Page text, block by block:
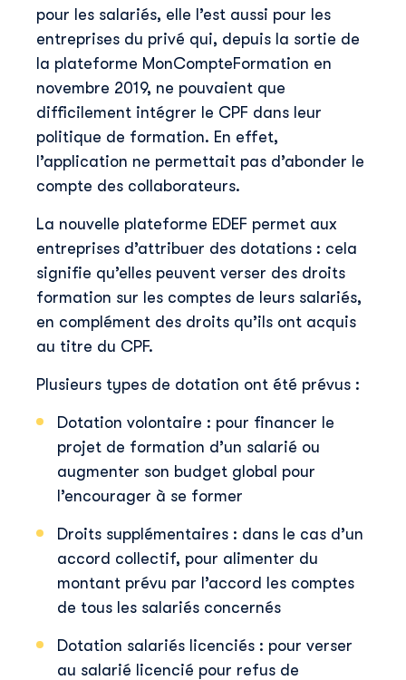
Découvrir Skillup
Prénom
Nom*
E-mail professionnel
Skillup utilise vos informations pour vous fournir du
contenu pertinent sur nos produits et services. Vous
pouvez vous désinscrire à tout moment. Pour plus de
détails, consultez notre politique de confidentialité
pour les salariés, elle l’est aussi pour les
entreprises du privé qui, depuis la sortie de
la plateforme MonCompteFormation en
novembre 2019, ne pouvaient que
difficilement intégrer le CPF dans leur
politique de formation. En effet,
l’application ne permettait pas d’abonder le
compte des collaborateurs.
La nouvelle plateforme EDEF permet aux
entreprises d’attribuer des dotations : cela
signifie qu’elles peuvent verser des droits
formation sur les comptes de leurs salariés,
en complément des droits qu’ils ont acquis
au titre du CPF.
Plusieurs types de dotation ont été prévus :
Dotation volontaire : pour financer le
projet de formation d’un salarié ou
augmenter son budget global pour
l’encourager à se former
Droits supplémentaires : dans le cas d’un
accord collectif, pour alimenter du
montant prévu par l’accord les comptes
de tous les salariés concernés
Dotation salariés licenciés : pour verser
au salarié licencié pour refus de